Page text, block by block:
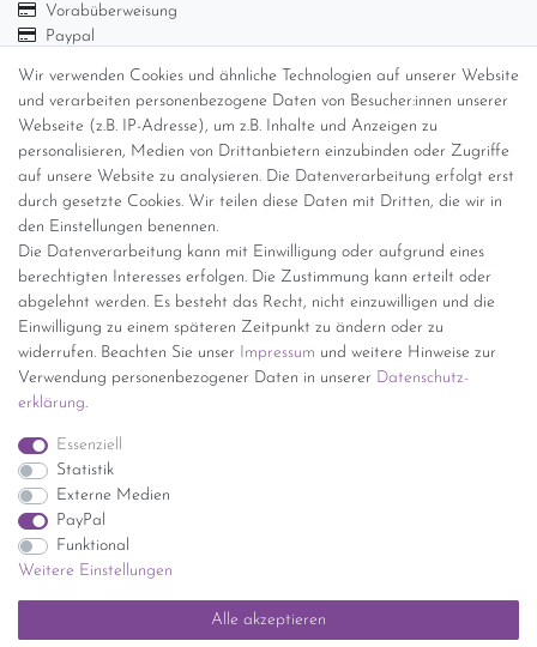
Wir verwenden Cookies und ähnliche Technologien auf unserer Website
und verarbeiten personenbezogene Daten von Besucher:innen unserer
Webseite (z.B. IP-Adresse), um z.B. Inhalte und Anzeigen zu
personalisieren, Medien von Drittanbietern einzubinden oder Zugriffe
auf unsere Website zu analysieren. Die Datenverarbeitung erfolgt erst
durch gesetzte Cookies. Wir teilen diese Daten mit Dritten, die wir in
den Einstellungen benennen.
Die Datenverarbeitung kann mit Einwilligung oder aufgrund eines
berechtigten Interesses erfolgen. Die Zustimmung kann erteilt oder
abgelehnt werden. Es besteht das Recht, nicht einzuwilligen und die
Einwilligung zu einem späteren Zeitpunkt zu ändern oder zu
widerrufen. Beachten Sie unser Impressum und weitere Hinweise zur
Verwendung personenbezogener Daten in unserer Daten­schutz­
erklärung.
Essenziell
Statistik
Externe Medien
PayPal
Funktional
Weitere Einstellungen
Alle akzeptieren
Vorabüberweisung
Paypal
Versandinformationen
Versand per GLS (6,90 Euro) oder DHL (8,49 Euro ) inkl. MwSt.
(innerhalb Deutschlands)
kostenfreie Lieferung ab 150 Euro Warenwert (innerhalb
Deutschlands)
Übersicht Internationale Versandkosten
Wir kaufen an
Sie haben zuviel Porzellan im Schrank? Gerne kaufen wir dieses an.
Einfach unverbindliches Angebot anfordern.
*Endpreis inkl. MwSt. (Dieser Artikel unterliegt gem. § 25a
UStG der Differenzbesteuerung, ein Ausweis der
Mehrwertsteuer auf der Rechnung erfolgt nicht.)
Impressum Daten­schutz­erklärung